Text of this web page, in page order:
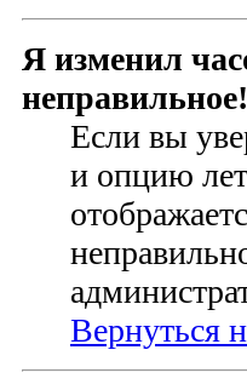
Я изменил
неправильное!
Если вы
и опцию
Вернуться